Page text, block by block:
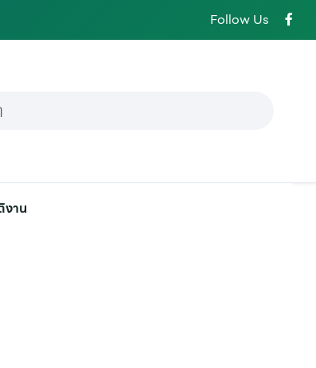
Follow Us
งาน